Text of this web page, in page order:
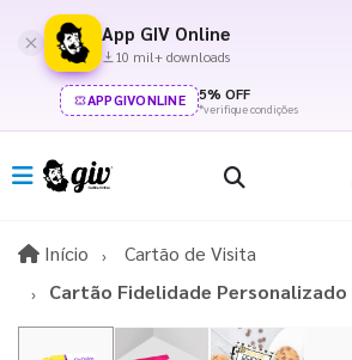
App GIV Online
10 mil+ downloads
APPGIVONLINE 5% OFF
*verifique condições
Início InícioCartão de Visita
Cartão Fidelidade Personalizado